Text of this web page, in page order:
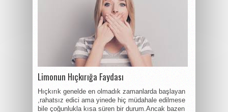
Limonun Hıçkırığa Faydası
Hıçkırık genelde en olmadık zamanlarda başlayan
,rahatsız edici ama yinede hiç müdahale edilmese
bile çoğunlukla kısa süren bir durum.Ancak bazen